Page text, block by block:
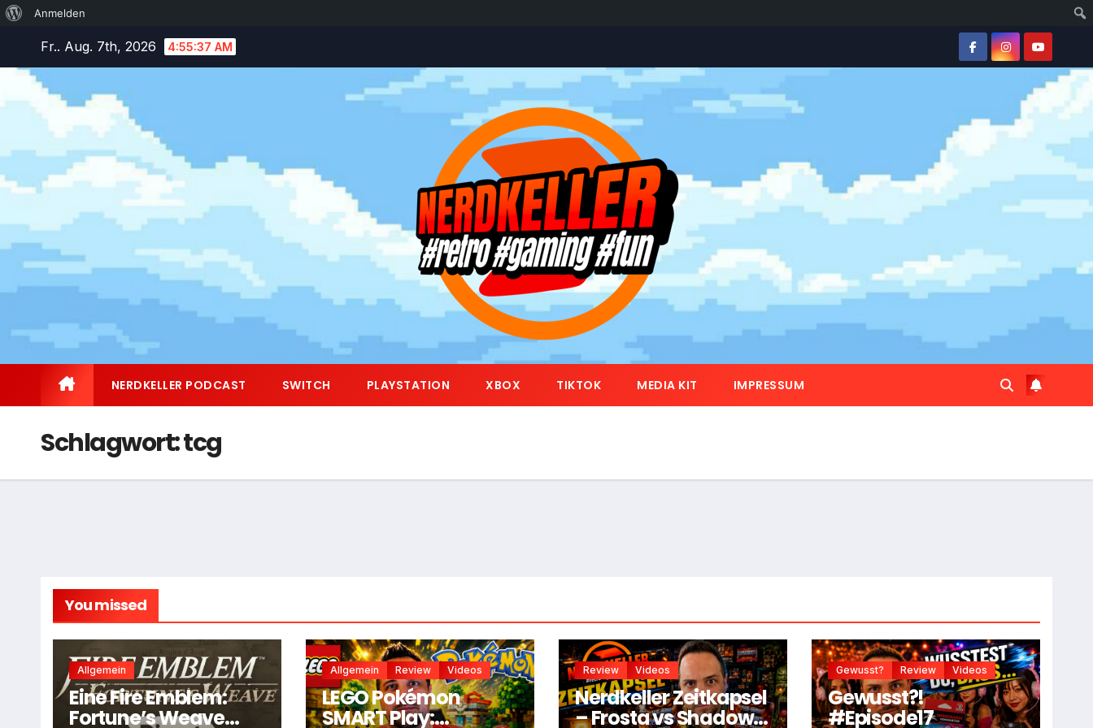
Über
Anmelden
springen
Fr.. Aug. 7th, 2026 4:55:38 AM
NERDKELLER PODCAST SWITCH PLAYSTATION XBOX TIKTOK MEDIA KIT IMPRESSUM
Schlagwort:tcg
You missed
Allgemein
Eine Fire Emblem:
Fortune’s Weave
Allgemein Review Videos
LEGO Pokémon
SMART Play:
Review Videos
Nerdkeller Zeitkapsel
– Frosta vs Shadow
Gewusst? Review Videos
Gewusst?!
#Episode17